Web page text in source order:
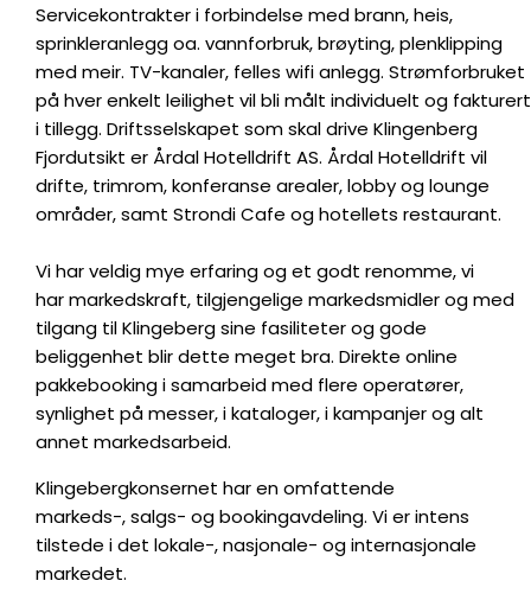
Servicekontrakter i forbindelse med brann, heis,
sprinkleranlegg oa. vannforbruk, brøyting, plenklipping
med meir. TV-kanaler, felles wifi anlegg. Strømforbruket
på hver enkelt leilighet vil bli målt individuelt og fakturert
i tillegg. Driftsselskapet som skal drive Klingenberg
Fjordutsikt er Årdal Hotelldrift AS. Årdal Hotelldrift vil
drifte, trimrom, konferanse arealer, lobby og lounge
områder, samt Strondi Cafe og hotellets restaurant.
Vi har veldig mye erfaring og et godt renomme, vi
har markedskraft, tilgjengelige markedsmidler og med
tilgang til Klingeberg sine fasiliteter og gode
beliggenhet blir dette meget bra. Direkte online
pakkebooking i samarbeid med flere operatører,
synlighet på messer, i kataloger, i kampanjer og alt
annet markedsarbeid.
Klingebergkonsernet har en omfattende
markeds-, salgs- og bookingavdeling. Vi er intens
tilstede i det lokale-, nasjonale- og internasjonale
markedet.